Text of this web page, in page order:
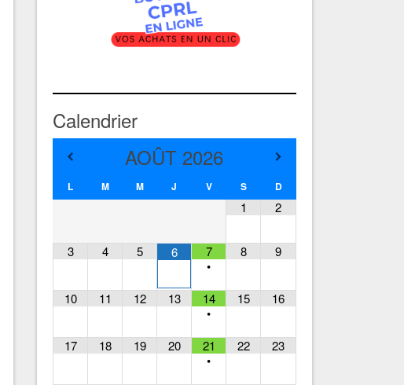
Calendrier
AOÛT 2026
L M M J V S D
1 2
3 4 5 6 7
•
8 9
10 11 12 13 14
•
15 16
17 18 19 20 21
•
22 23